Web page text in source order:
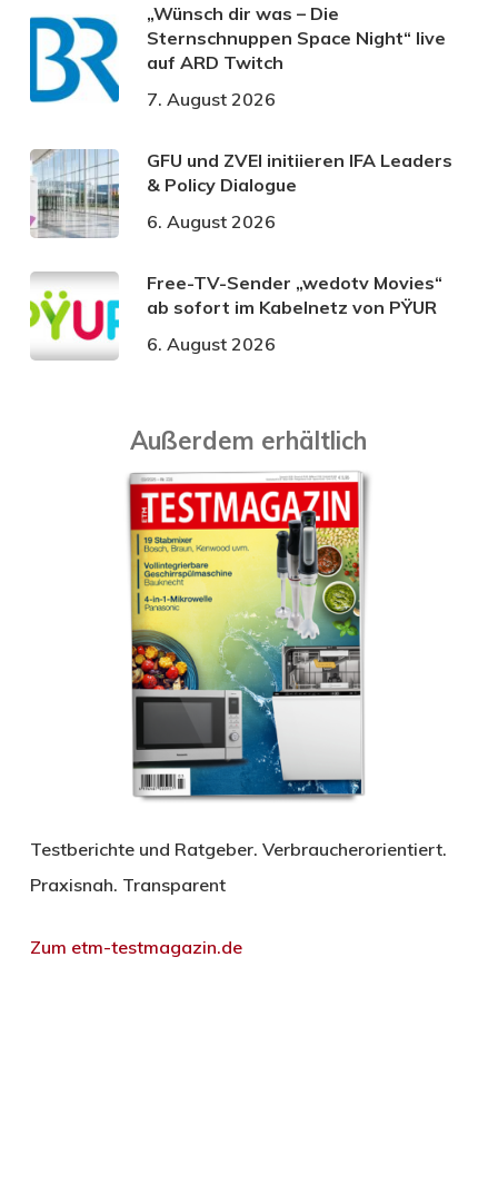
„Wünsch dir was – Die
Sternschnuppen Space Night“ live
auf ARD Twitch
7. August 2026
GFU und ZVEI initiieren IFA Leaders
& Policy Dialogue
6. August 2026
Free-TV-Sender „wedotv Movies“
ab sofort im Kabelnetz von PŸUR
6. August 2026
Außerdem erhältlich
Testberichte und Ratgeber. Verbraucherorientiert.
Praxisnah. Transparent
Zum etm-testmagazin.de